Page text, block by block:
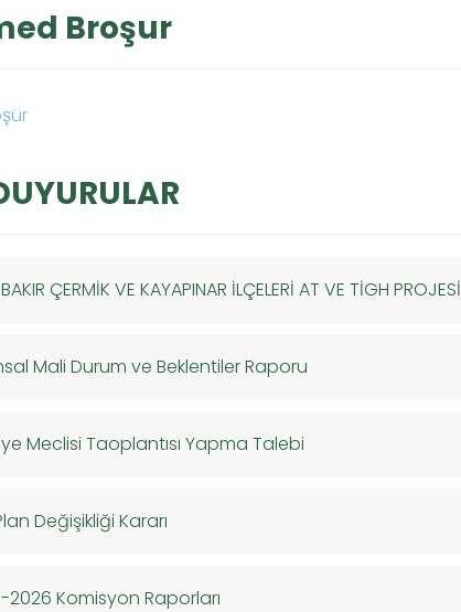
Broşur
ÇERMİK VE KAYAPINAR İLÇELERİ AT VE TİGH PROJESİ
Mali Durum ve Beklentiler Raporu
Meclisi Taoplantısı Yapma Talebi
Değişikliği Kararı
Komisyon Raporları